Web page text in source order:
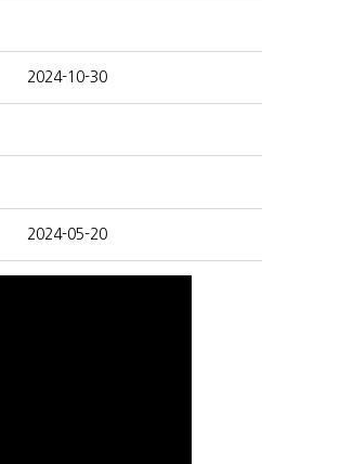
2024-10-30
2024-05-20